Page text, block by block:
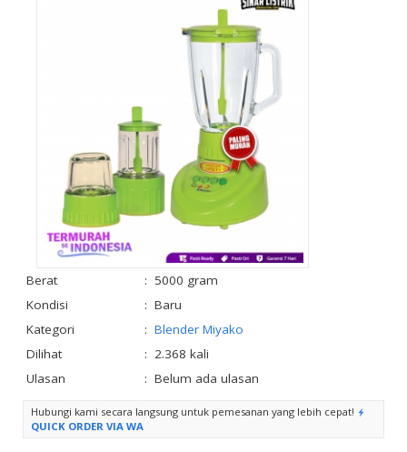
Berat : 5000 gram
Kondisi
: Baru
Kategori
: Blender Miyako
Dilihat
: 2.368 kali
Ulasan
: Belum ada ulasan
Hubungi kami secara langsung untuk pemesanan yang lebih cepat!
QUICK ORDER VIA WA